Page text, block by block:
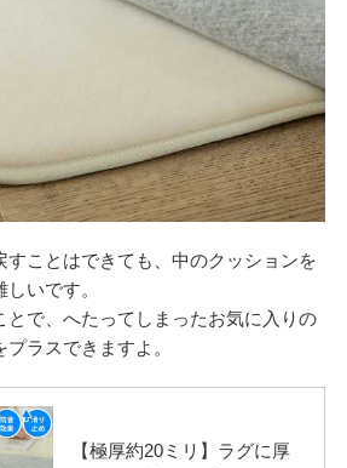
すことはできても、中のクッションを
いです。
とで、へたってしまったお気に入りの
ラスできますよ。
【極厚約20ミリ】ラグに厚